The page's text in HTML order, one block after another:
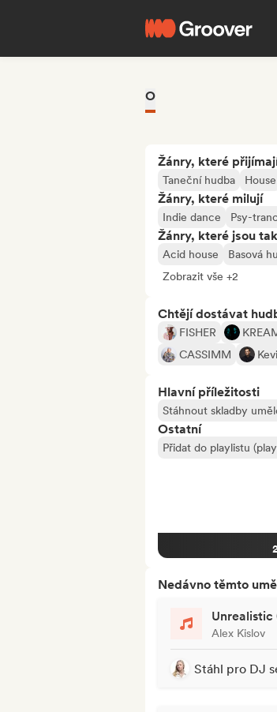
O
Žánry, které
Taneční hudba House
Žánry, které milují
Indie dance Psy-
Žánry, které jsou
Acid house Basová
Zobrazit vše +2
Chtějí dostávat
FISHER
CASSIMM
Hlavní příležitosti
Stáhnout skladby
Ostatní
Přidat do playlistu
Nedávno těmto
Unrealistic
Alex Kislov
Stáhl pro DJ